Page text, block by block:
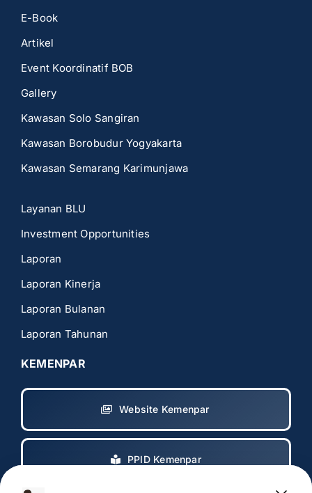
E-Book
Artikel
Event Koordinatif BOB
Gallery
Kawasan Solo Sangiran
Kawasan Borobudur Yogyakarta
Kawasan Semarang Karimunjawa
Layanan BLU
Investment Opportunities
Laporan
Laporan Kinerja
Laporan Bulanan
Laporan Tahunan
KEMENPAR
Website Kemenpar
PPID Kemenpar